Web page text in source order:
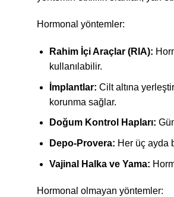
Hormonal yöntemler:
Rahim İçi Araçlar (RIA):
kullanılabilir.
İmplantlar: Cilt altına
korunma sağlar.
Doğum Kontrol Hapları:
Depo-Provera: Her üç ayda
Vajinal Halka ve Yama:
Hormonal olmayan yöntemler: